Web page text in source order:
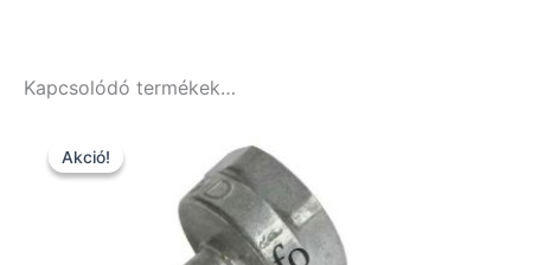
Kapcsolódó termékek…
Akció!
Akció!